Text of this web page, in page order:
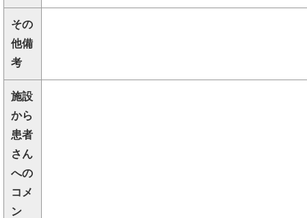
その
他備
考
施設
から
患者
さん
への
コメ
ン